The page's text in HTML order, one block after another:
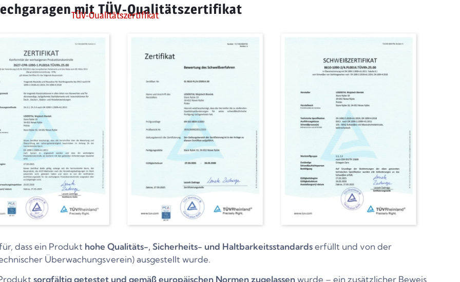
mit TÜV-Qualitätszertifikat
TÜV-Qualitätszertifikat
dass ein Produkt hohe Qualitäts-, Sicherheits- und Haltbarkeitsstandardserfüllt und von der
Überwachungsverein) ausgestellt wurde.
sorgfältig getestet und gemäß europäischen Normen zugelassenwurde – ein zusätzlicher Beweis